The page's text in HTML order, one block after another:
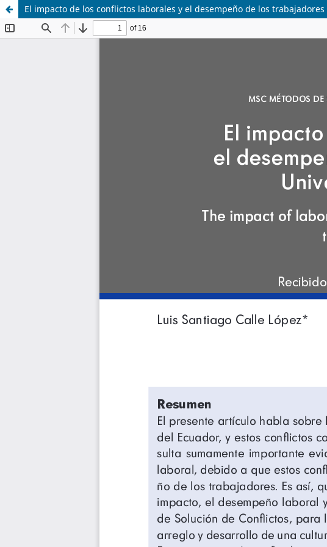
El impacto de los conflictos laborales y el desempeño de los